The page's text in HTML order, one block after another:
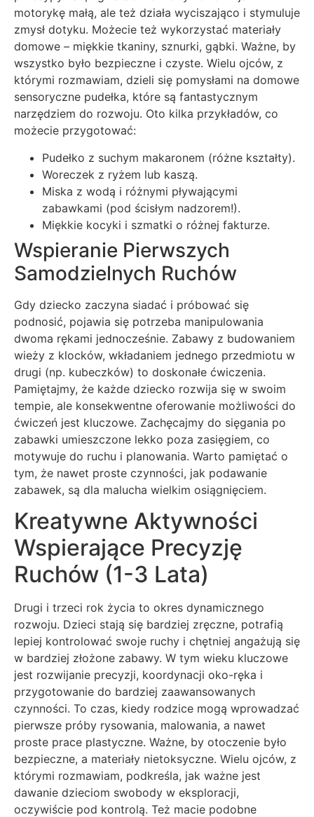
motorykę małą, ale też działa wyciszająco i stymuluje
zmysł dotyku. Możecie też wykorzystać materiały
domowe – miękkie tkaniny, sznurki, gąbki. Ważne, by
wszystko było bezpieczne i czyste. Wielu ojców, z
którymi rozmawiam, dzieli się pomysłami na domowe
sensoryczne pudełka, które są fantastycznym
narzędziem do rozwoju. Oto kilka przykładów, co
możecie przygotować:
Pudełko z suchym makaronem (różne kształty).
Woreczek z ryżem lub kaszą.
Miska z wodą i różnymi pływającymi
zabawkami (pod ścisłym nadzorem!).
Miękkie kocyki i szmatki o różnej fakturze.
Wspieranie Pierwszych
Samodzielnych Ruchów
Gdy dziecko zaczyna siadać i próbować się
podnosić, pojawia się potrzeba manipulowania
dwoma rękami jednocześnie. Zabawy z budowaniem
wieży z klocków, wkładaniem jednego przedmiotu w
drugi (np. kubeczków) to doskonałe ćwiczenia.
Pamiętajmy, że każde dziecko rozwija się w swoim
tempie, ale konsekwentne oferowanie możliwości do
ćwiczeń jest kluczowe. Zachęcajmy do sięgania po
zabawki umieszczone lekko poza zasięgiem, co
motywuje do ruchu i planowania. Warto pamiętać o
tym, że nawet proste czynności, jak podawanie
zabawek, są dla malucha wielkim osiągnięciem.
Kreatywne Aktywności
Wspierające Precyzję
Ruchów (1-3 Lata)
Drugi i trzeci rok życia to okres dynamicznego
rozwoju. Dzieci stają się bardziej zręczne, potrafią
lepiej kontrolować swoje ruchy i chętniej angażują się
w bardziej złożone zabawy. W tym wieku kluczowe
jest rozwijanie precyzji, koordynacji oko-ręka i
przygotowanie do bardziej zaawansowanych
czynności. To czas, kiedy rodzice mogą wprowadzać
pierwsze próby rysowania, malowania, a nawet
proste prace plastyczne. Ważne, by otoczenie było
bezpieczne, a materiały nietoksyczne. Wielu ojców, z
którymi rozmawiam, podkreśla, jak ważne jest
dawanie dzieciom swobody w eksploracji,
oczywiście pod kontrolą. Też macie podobne